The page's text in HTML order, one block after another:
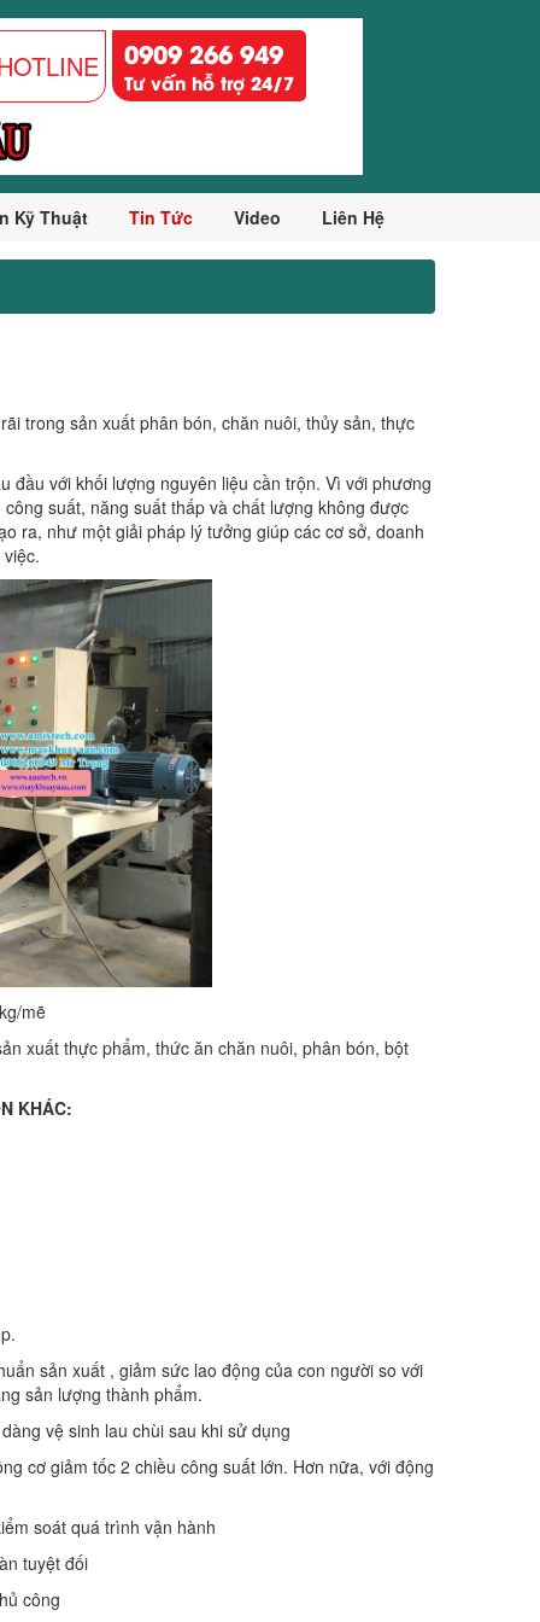
0909 266 949
Tư vấn hỗ trợ 24/7
Kỹ Thuật Tin Tức Video Liên Hệ
trong sản xuất phân bón, chăn nuôi, thủy sản, thực
đầu với khối lượng nguyên liệu cần trộn. Vì với phương
suất, năng suất thấp và chất lượng không được
ra, như một giải pháp lý tưởng giúp các cơ sở, doanh
mẽ
xuất thực phẩm, thức ăn chăn nuôi, phân bón, bột
KHÁC:
sản xuất , giảm sức lao động của con người so với
sản lượng thành phẩm.
vệ sinh lau chùi sau khi sử dụng
cơ giảm tốc 2 chiều công suất lớn. Hơn nữa, với động
soát quá trình vận hành
tuyệt đối
công